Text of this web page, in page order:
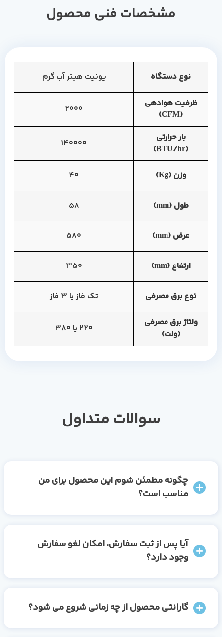
مشخصات فنی محصول
نوع دستگاه یونیت هیتر آب گرم
ظرفیت هوادهی
2000
بار حرارتی
140000
وزن (Kg)
طول (mm)
عرض (mm)
ارتفاع (mm) 350
نوع برق مصرفی تک فاز یا 3 فاز
ولتاژ برق مصرفی
(ولت)
سوالات متداول
چگونه مطمئن شوم این محصول برای من
مناسب است؟
آیا پس از ثبت سفارش، امکان لغو سفارش
وجود دارد؟
گارانتی محصول از چه زمانی شروع می شود؟